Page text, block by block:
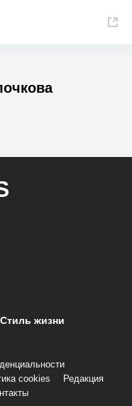
Стиль жизни
cookies
Редакция